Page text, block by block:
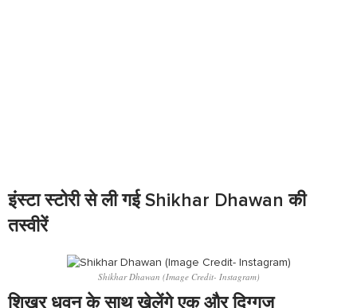
इंस्टा स्टोरी से ली गई Shikhar Dhawan की
तस्वीरें
Shikhar Dhawan (Image Credit- Instagram)
शिखर धवन के साथ खेलेंगे एक और दिग्गज